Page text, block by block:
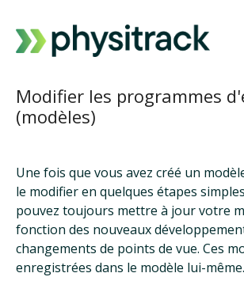
Modifier les programmes
(modèles)
Une fois que vous avez créé un
le modifier en quelques étapes
pouvez toujours mettre à jour votre
fonction des nouveaux
changements de points de vue. Ces
enregistrées dans le modèle lui-même.